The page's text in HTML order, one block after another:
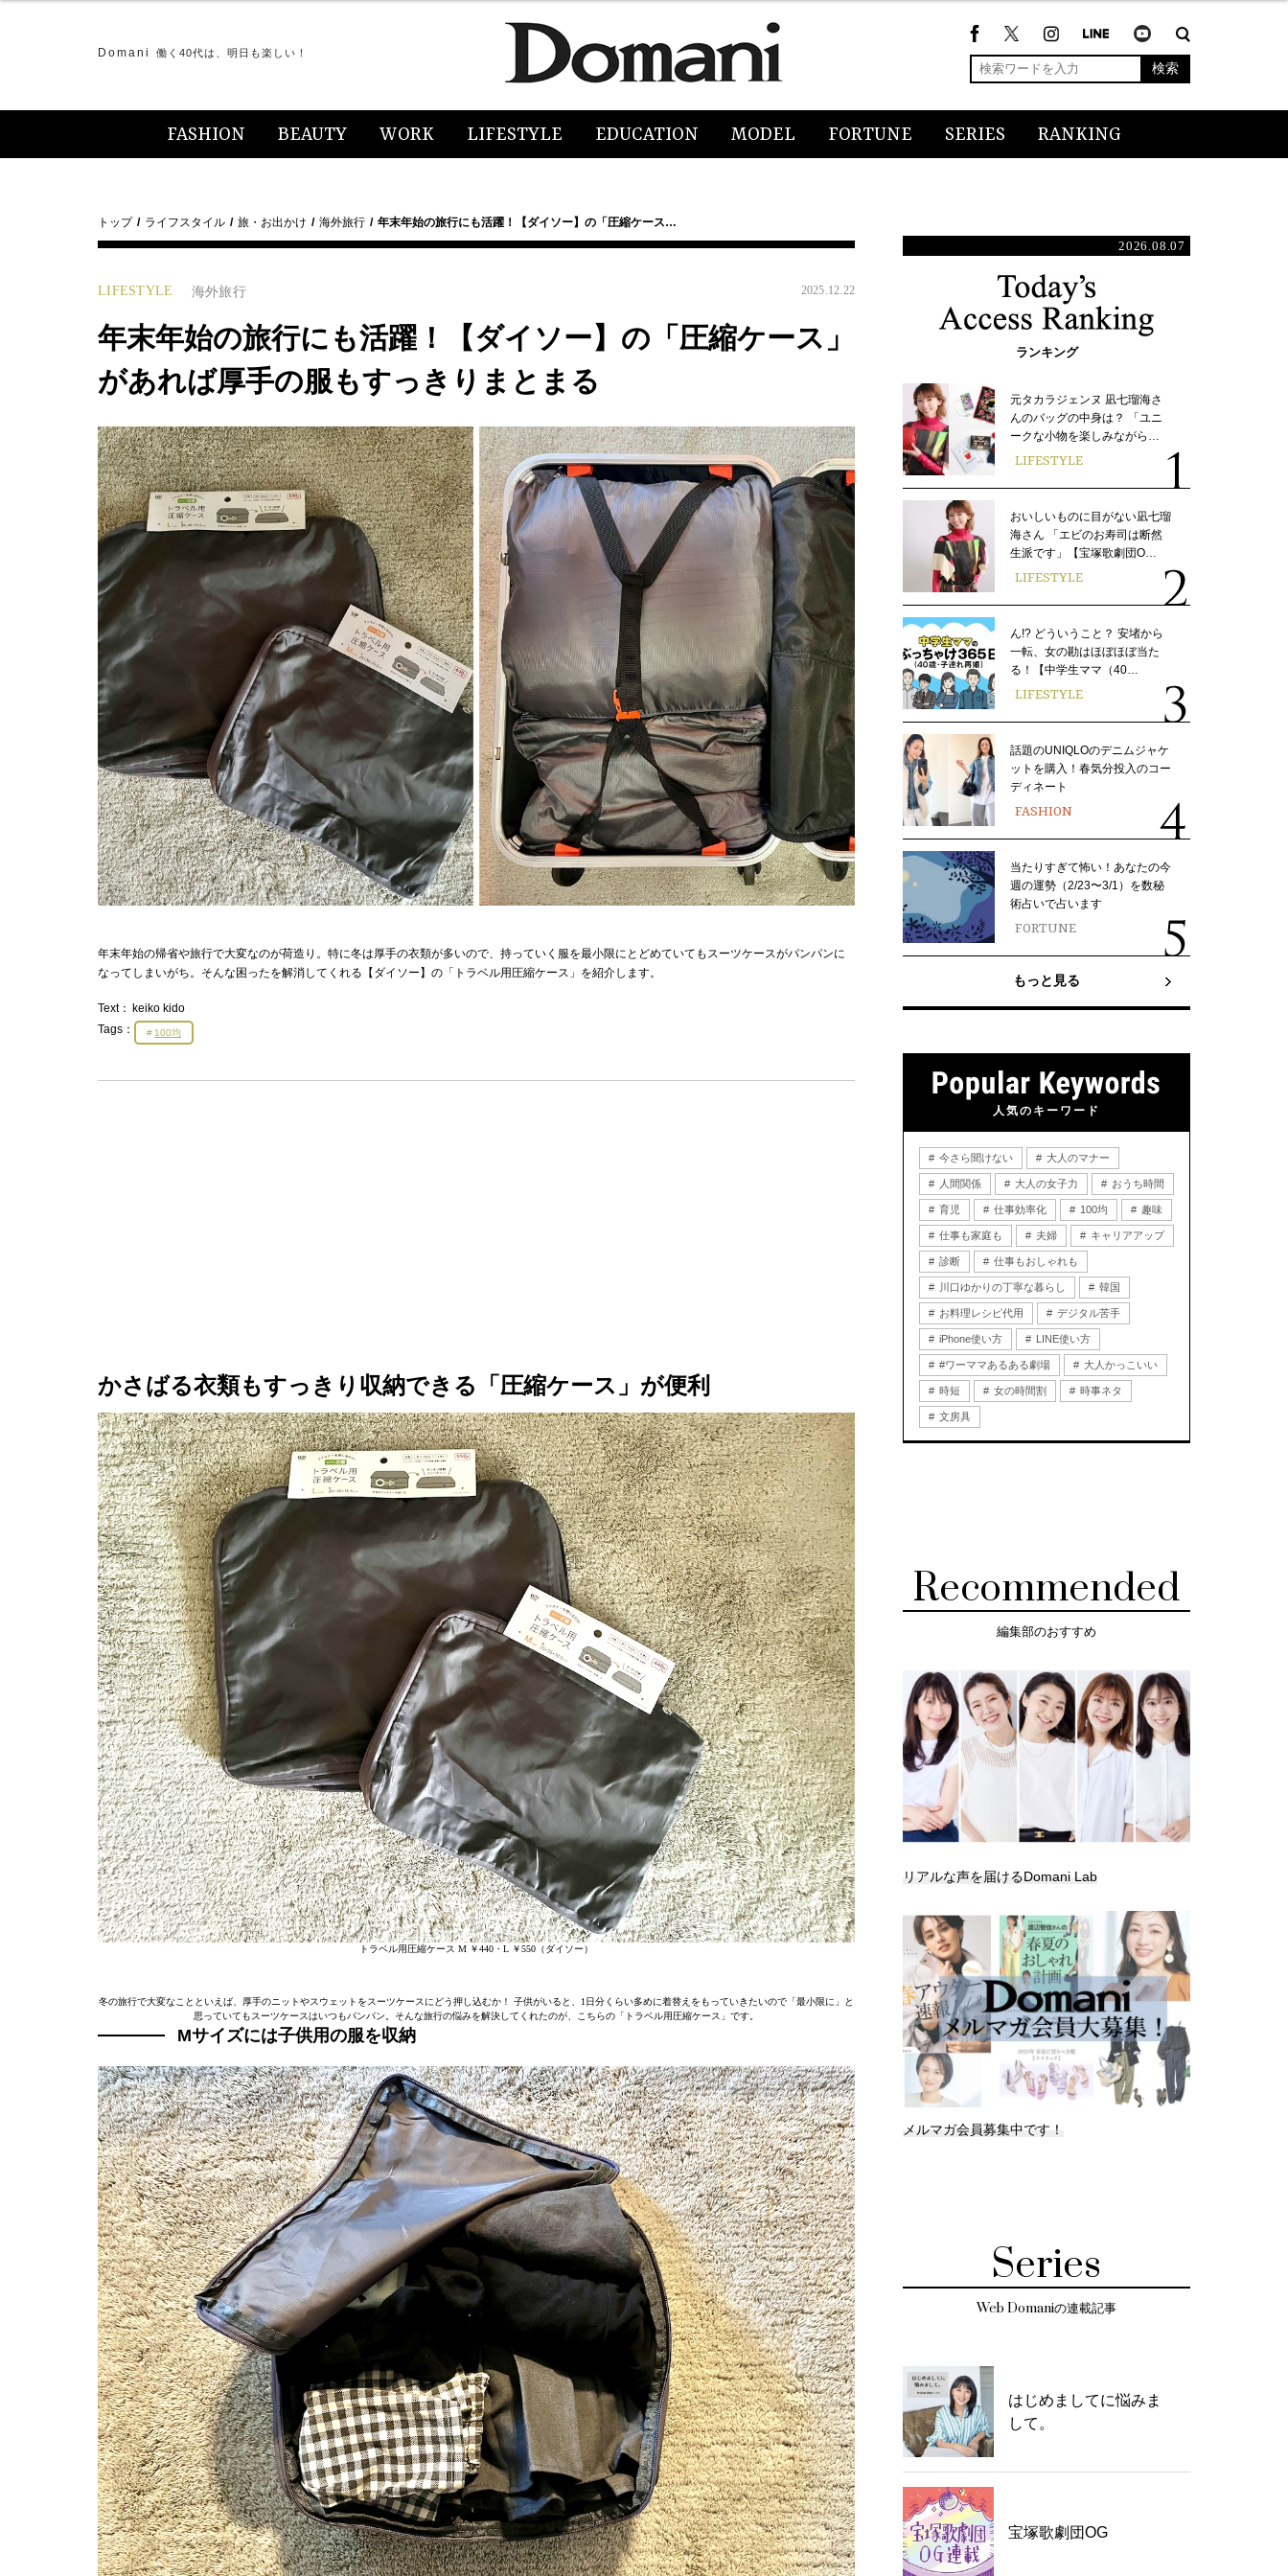
Domani 働く40代は、明日も楽しい！
検索
FASHION BEAUTY WORK LIFESTYLE EDUCATION MODEL FORTUNE SERIES RANKING
トップ ライフスタイル 旅・お出かけ 海外旅行 年末年始の旅行にも活躍！【ダイソー】の「圧縮ケース…
LIFESTYLE 海外旅行 2025.12.22
年末年始の旅行にも活躍！【ダイソー】の「圧縮ケース」
があれば厚手の服もすっきりまとまる
年末年始の帰省や旅行で大変なのが荷造り。特に冬は厚手の衣類が多いので、持っていく服を最小限にとどめていてもスーツケースがパンパンに
なってしまいがち。そんな困ったを解消してくれる【ダイソー】の「トラベル用圧縮ケース」を紹介します。
Text： keiko kido
Tags：
100均
かさばる衣類もすっきり収納できる「圧縮ケース」が便利
トラベル用圧縮ケース M ￥440・L ￥550（ダイソー）
冬の旅行で大変なことといえば、厚手のニットやスウェットをスーツケースにどう押し込むか！ 子供がいると、1日分くらい多めに着替えをもっていきたいので「最小限に」と
思っていてもスーツケースはいつもパンパン。そんな旅行の悩みを解決してくれたのが、こちらの「トラベル用圧縮ケース」です。
Mサイズには子供用の服を収納
2026.08.07
ランキング
元タカラジェンヌ 凪七瑠海さ
んのバッグの中身は？ 「ユニ
ークな小物を楽しみながら…
LIFESTYLE
おいしいものに目がない凪七瑠
海さん 「エビのお寿司は断然
生派です」【宝塚歌劇団O…
LIFESTYLE
ん!? どういうこと？ 安堵から
一転、女の勘はほぼほぼ当た
る！【中学生ママ（40…
LIFESTYLE
話題のUNIQLOのデニムジャケ
ットを購入！春気分投入のコー
ディネート
FASHION
当たりすぎて怖い！あなたの今
週の運勢（2/23〜3/1）を数秘
術占いで占います
FORTUNE
もっと見る
人気のキーワード
今さら聞けない 大人のマナー
人間関係 大人の女子力 おうち時間
育児 仕事効率化 100均 趣味
仕事も家庭も 夫婦 キャリアアップ
診断 仕事もおしゃれも
川口ゆかりの丁寧な暮らし 韓国
お料理レシピ代用 デジタル苦手
iPhone使い方 LINE使い方
#ワーママあるある劇場 大人かっこいい
時短 女の時間割 時事ネタ
文房具
Recommended
編集部のおすすめ
リアルな声を届けるDomani Lab
メルマガ会員募集中です！
Series
Web Domaniの連載記事
はじめましてに悩みま
して。
宝塚歌劇団OG